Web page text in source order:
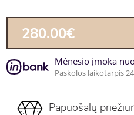
280.00€
Mėnesio įmoka
Paskolos laikotarpis
Papuošalų